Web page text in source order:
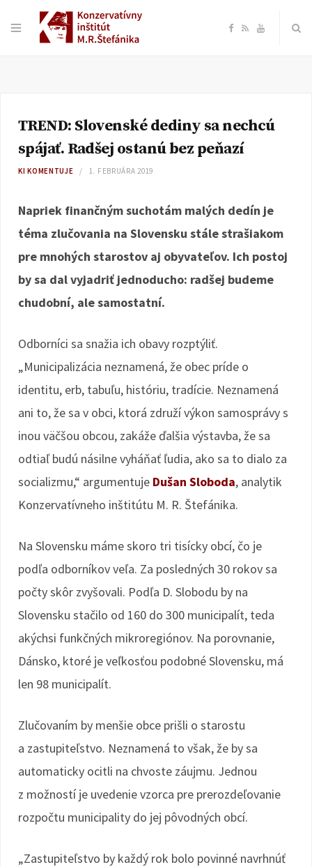
F
e
o
R Y
T
e
TREND: Slovenské dediny sa nechcú
spájať. Radšej ostanú bez peňazí
KI KOMENTUJE 1. FEBRUÁRA 2019
Napriek finančným suchotám malých dedín je
téma zlučovania na Slovensku stále strašiakom
pre mnohých starostov aj obyvateľov. Ich postoj
by sa dal vyjadriť jednoducho: radšej budeme
chudobní, ale samostatní.
Odborníci sa snažia ich obavy rozptýliť.
„Municipalizácia neznamená, že obec príde o
identitu, erb, tabuľu, históriu, tradície. Neznamená
ani to, že sa v obci, ktorá združí výkon samosprávy s
inou väčšou obcou, zakáže ďalšia výstavba, že sa
odtiaľ budú násilne vyháňať ľudia, ako sa to dialo za
socializmu,“ argumentuje Dušan Sloboda, analytik
Konzervatívneho inštitútu M. R. Štefánika.
Na Slovensku máme skoro tri tisícky obcí, čo je
podľa odborníkov veľa. Za posledných 30 rokov sa
počty skôr zvyšovali. Podľa D. Slobodu by na
Slovensku stačilo od 160 do 300 municipalít, teda
akýchsi funkčných mikroregiónov. Na porovnanie,
Dánsko, ktoré je veľkosťou podobné Slovensku, má
len 98 municipalít.
Zlučovaním by menšie obce prišli o starostu
a zastupiteľstvo. Neznamená to však, že by sa
automaticky ocitli na chvoste záujmu. Jednou
z možností je uvedenie vzorca pre prerozdeľovanie
rozpočtu municipality do jej pôvodných obcí.
„Zastupiteľstvo by každý rok bolo povinné navrhnúť